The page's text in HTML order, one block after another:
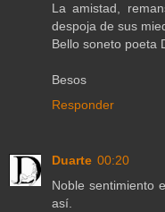
La amistad,
despoja de sus
Bello soneto poeta
Besos
Responder
Duarte 00:20
Noble sentimiento
así.